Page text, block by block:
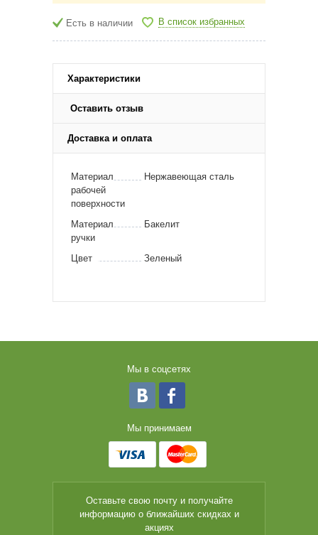
Есть в наличии В список избранных
Характеристики
Оставить отзыв
Доставка и оплата
Материал
рабочей
поверхности
Нержавеющая сталь
Материал
ручки
Бакелит
Цвет Зеленый
Мы в соцсетях
Мы принимаем
Оставьте свою почту и получайте
информацию о ближайших скидках и
акциях